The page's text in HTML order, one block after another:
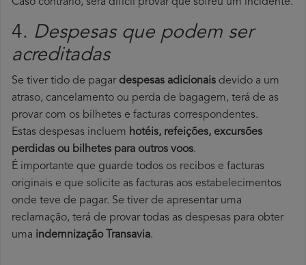
Caso contrário, será difícil provar que sofreu um incidente.
4. Despesas que podem ser
acreditadas
Se tiver tido de pagardespesas adicionais devido a um
atraso, cancelamento ou perda de bagagem, terá de as
provar com os bilhetes e facturas correspondentes.
Estas despesas incluem hotéis, refeições, excursões
perdidas ou bilhetes para outros voos.
É importante que guarde todos os recibos e facturas
originais e que solicite as facturas aos estabelecimentos
onde teve de pagar. Se tiver de apresentar uma
reclamação, terá de provar todas as despesas para obter
uma indemnização Transavia.